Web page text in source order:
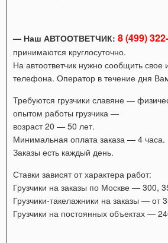
— Наш АВТООТВЕТЧИК:8 (499)
принимаются круглосуточно.
На автоответчик нужно сообщить
телефона. Оператор в течение дня
Требуются грузчики славяне —
опытом работы грузчика —
возраст 20 — 50 лет.
Минимальная оплата заказа — 4 часа.
Заказы есть каждый день.
Ставки зависят от характера работ:
Грузчики на заказы по Москве — 300,
Грузчики-такелажники на заказы — от
Грузчики на постоянных объектах —